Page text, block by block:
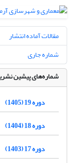
مقالات آماده انتشار
شماره جاری
شماره‌های پیشین
دوره 19 (1405)
دوره 18 (1404)
دوره 17 (1403)